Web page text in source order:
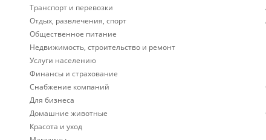
Транспорт и перевозки
Отдых, развлечения, спорт
Общественное питание
Недвижимость, строительство и ремонт
Услуги населению
Финансы и страхование
Снабжение компаний
Для бизнеса
Домашние животные
Красота и уход